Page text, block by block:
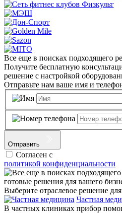
Все еще в поисках подходящего
Получите бесплатную
решение с настройкой
Отправьте нам ваше имя и
Отправить
Согласен с
политикой конфиденциальности
готовые решения для вашего
Выберите отраслевое решение
Частная
В частных клиниках прибор